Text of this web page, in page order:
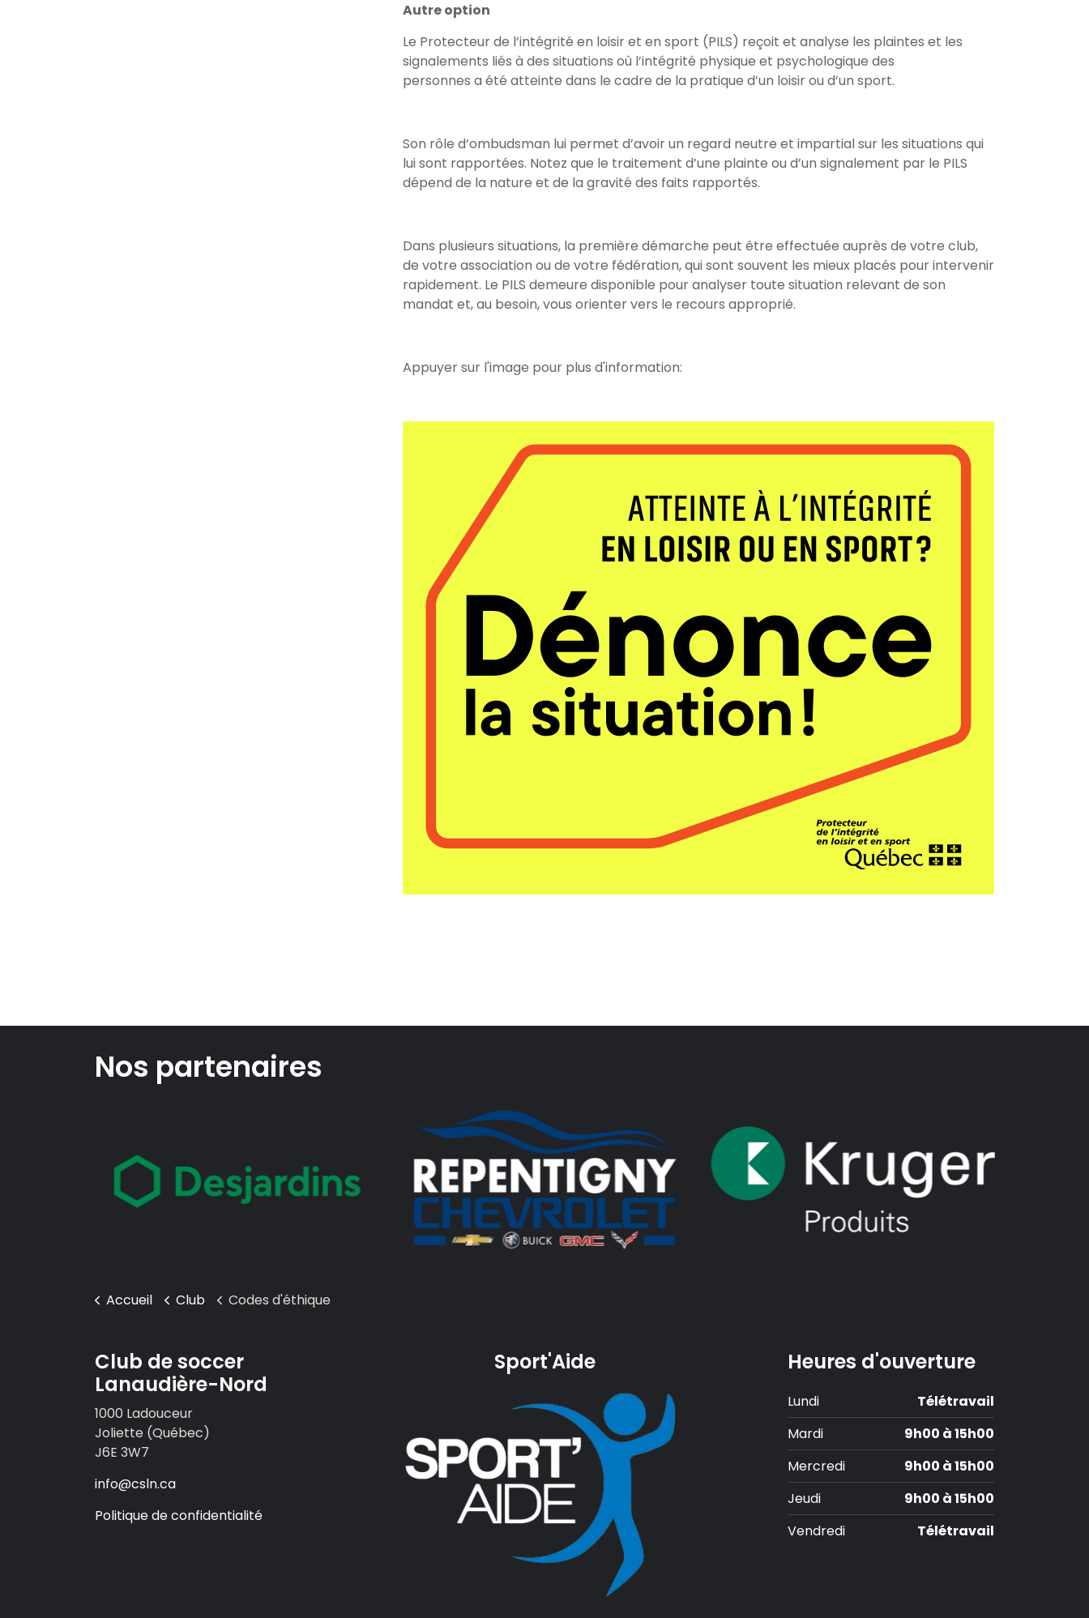
Autre option
Le Protecteur de l’intégrité en loisir et en sport (PILS) reçoit et analyse les plaintes et les
signalements liés à des situations où l’intégrité physique et psychologique des
personnes a été atteinte dans le cadre de la pratique d’un loisir ou d’un sport.
Son rôle d’ombudsman lui permet d’avoir un regard neutre et impartial sur les situations qui
lui sont rapportées. Notez que le traitement d’une plainte ou d’un signalement par le PILS
dépend de la nature et de la gravité des faits rapportés.
Dans plusieurs situations, la première démarche peut être effectuée auprès de votre club,
de votre association ou de votre fédération, qui sont souvent les mieux placés pour intervenir
rapidement. Le PILS demeure disponible pour analyser toute situation relevant de son
mandat et, au besoin, vous orienter vers le recours approprié.
Appuyer sur l'image pour plus d'information:
Nos partenaires
Accueil Club Codes d'éthique
Club de soccer
Lanaudière-Nord
1000 Ladouceur
Joliette (Québec)
J6E 3W7
info@csln.ca
Politique de confidentialité
Sport'Aide Heures d'ouverture
Lundi
Télétravail
Mardi
9h00 à 15h00
Mercredi
9h00 à 15h00
Jeudi
9h00 à 15h00
Vendredi
Télétravail